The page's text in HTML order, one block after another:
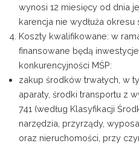
wynosi 12 miesięcy od dnia
karencja nie wydłuża okresu
Koszty kwalifikowane: w
finansowane będą
konkurencyjności MŚP:
zakup środków trwałych, w
aparaty, środki transportu z
741 (według Klasyfikacji
narzędzia, przyrządy,
oraz nieruchomości, przy